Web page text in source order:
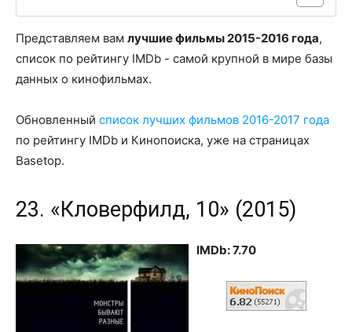
Представляем вам лучшие фильмы 2015-2016 года,
список по рейтингу IMDb - самой крупной в мире базы
данных о кинофильмах.
Обновленный список лучших фильмов 2016-2017 года
по рейтингу IMDb и Кинопоиска, уже на страницах
Basetop.
23. «Кловерфилд, 10» (2015)
IMDb: 7.70